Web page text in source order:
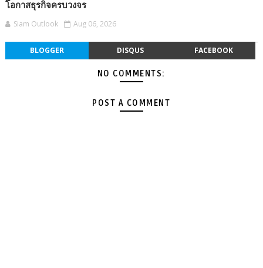
โอกาสธุรกิจครบวงจร
Siam Outlook Aug 06, 2026
BLOGGER DISQUS FACEBOOK
NO COMMENTS:
POST A COMMENT